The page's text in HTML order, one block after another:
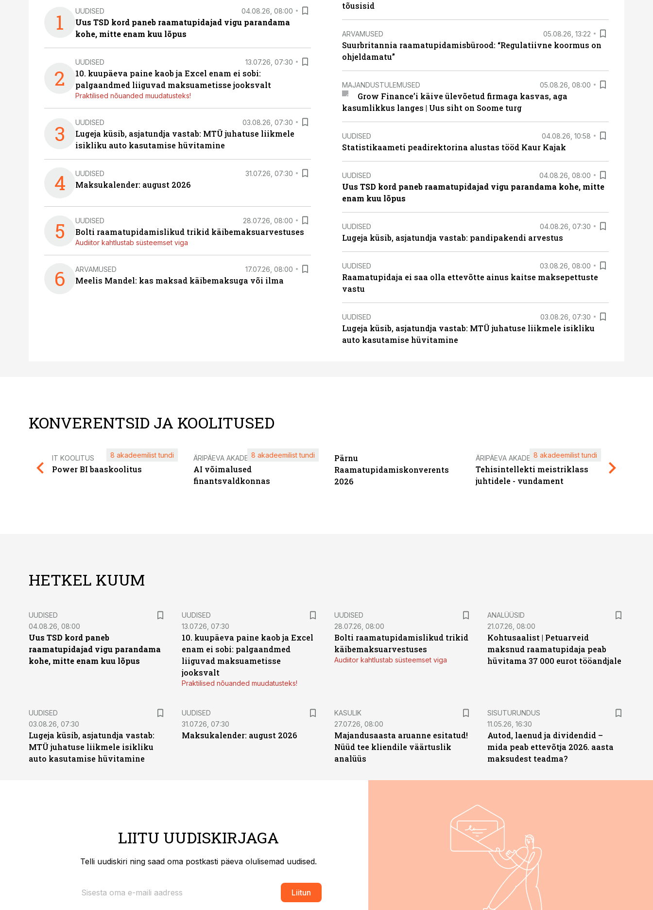
1 UUDISED 04.08.26, 08:00
Uus TSD kord paneb raamatupidajad vigu parandama
kohe, mitte enam kuu lõpus
2
UUDISED 13.07.26, 07:30
10. kuupäeva paine kaob ja Excel enam ei sobi:
palgaandmed liiguvad maksuametisse jooksvalt
Praktilised nõuanded muudatusteks!
3 UUDISED 03.08.26, 07:30
Lugeja küsib, asjatundja vastab: MTÜ juhatuse liikmele
isikliku auto kasutamise hüvitamine
4 UUDISED 31.07.26, 07:30
Maksukalender: august 2026
5 UUDISED 28.07.26, 08:00
Bolti raamatupidamislikud trikid käibemaksuarvestuses
Audiitor kahtlustab süsteemset viga
6 ARVAMUSED 17.07.26, 08:00
Meelis Mandel: kas maksad käibemaksuga või ilma
tõusisid
ARVAMUSED 05.08.26, 13:22
Suurbritannia raamatupidamisbürood: “Regulatiivne koormus on
ohjeldamatu”
MAJANDUSTULEMUSED 05.08.26, 08:00
Grow Finance’i käive ülevõetud firmaga kasvas, aga
kasumlikkus langes | Uus siht on Soome turg
UUDISED 04.08.26, 10:58
Statistikaameti peadirektorina alustas tööd Kaur Kajak
UUDISED 04.08.26, 08:00
Uus TSD kord paneb raamatupidajad vigu parandama kohe, mitte
enam kuu lõpus
UUDISED 04.08.26, 07:30
Lugeja küsib, asjatundja vastab: pandipakendi arvestus
UUDISED 03.08.26, 08:00
Raamatupidaja ei saa olla ettevõtte ainus kaitse maksepettuste
vastu
UUDISED 03.08.26, 07:30
Lugeja küsib, asjatundja vastab: MTÜ juhatuse liikmele isikliku
auto kasutamise hüvitamine
KONVERENTSID JA KOOLITUSED
IT KOOLITUS
Power BI baaskoolitus
8 akadeemilist tundi ÄRIPÄEVA AKADEEMIA
AI võimalused
finantsvaldkonnas
8 akadeemilist tundi
Pärnu
Raamatupidamiskonverents
2026
ÄRIPÄEVA AKADEEMIA
Tehisintellekti meistriklass
juhtidele - vundament
8 akadeemilist tundi
HETKEL KUUM
UUDISED
04.08.26, 08:00
Uus TSD kord paneb
raamatupidajad vigu parandama
kohe, mitte enam kuu lõpus
UUDISED
13.07.26, 07:30
10. kuupäeva paine kaob ja Excel
enam ei sobi: palgaandmed
liiguvad maksuametisse
jooksvalt
Praktilised nõuanded muudatusteks!
UUDISED
28.07.26, 08:00
Bolti raamatupidamislikud trikid
käibemaksuarvestuses
Audiitor kahtlustab süsteemset viga
ANALÜÜSID
21.07.26, 08:00
Kohtusaalist | Petuarveid
maksnud raamatupidaja peab
hüvitama 37 000 eurot tööandjale
UUDISED
03.08.26, 07:30
Lugeja küsib, asjatundja vastab:
MTÜ juhatuse liikmele isikliku
auto kasutamise hüvitamine
UUDISED
31.07.26, 07:30
Maksukalender: august 2026
KASULIK
27.07.26, 08:00
Majandusaasta aruanne esitatud!
Nüüd tee kliendile väärtuslik
analüüs
ST
SISUTURUNDUS
11.05.26, 16:30
Autod, laenud ja dividendid –
mida peab ettevõtja 2026. aasta
maksudest teadma?
LIITU UUDISKIRJAGA
Telli uudiskiri ning saad oma postkasti päeva olulisemad uudised.
Liitun